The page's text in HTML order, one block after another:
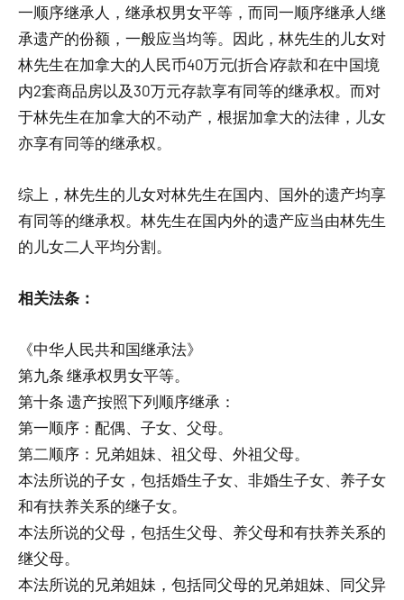
一顺序继承人，继承权男女平等，而同一顺序继承人继
承遗产的份额，一般应当均等。因此，林先生的儿女对
林先生在加拿大的人民币40万元(折合)存款和在中国境
内2套商品房以及30万元存款享有同等的继承权。而对
于林先生在加拿大的不动产，根据加拿大的法律，儿女
亦享有同等的继承权。
综上，林先生的儿女对林先生在国内、国外的遗产均享
有同等的继承权。林先生在国内外的遗产应当由林先生
的儿女二人平均分割。
相关法条：
《中华人民共和国继承法》
第九条 继承权男女平等。
第十条 遗产按照下列顺序继承：
第一顺序：配偶、子女、父母。
第二顺序：兄弟姐妹、祖父母、外祖父母。
本法所说的子女，包括婚生子女、非婚生子女、养子女
和有扶养关系的继子女。
本法所说的父母，包括生父母、养父母和有扶养关系的
继父母。
本法所说的兄弟姐妹，包括同父母的兄弟姐妹、同父异